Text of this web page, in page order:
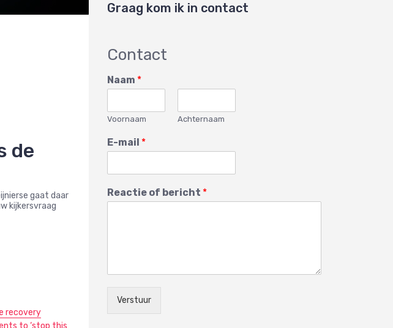
de
gaat daar
kijkersvraag
recovery
to ‘stop this
Graag kom ik in contact
Contact
Naam *
Voornaam Achternaam
E-mail *
Reactie of bericht *
Verstuur